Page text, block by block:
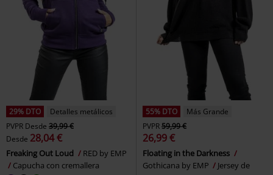
29% DTO
Detalles metálicos
PVPR Desde 39,99 €
Desde 28,04 €
Freaking Out Loud
RED by EMP
Capucha con cremallera
55% DTO
Más Grande
PVPR59,99 €
26,99 €
Floating in the Darkness
Gothicana by EMP
Jersey de